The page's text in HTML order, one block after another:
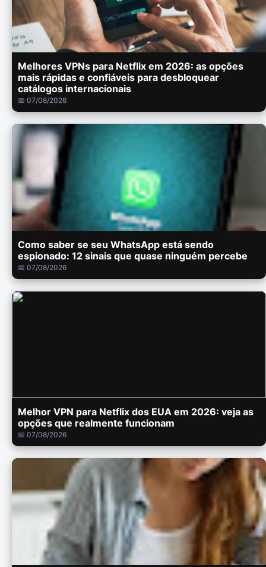
Melhores VPNs para Netflix em 2026: as opções
mais rápidas e confiáveis para desbloquear
catálogos internacionais
📅 07/08/2026
Como saber se seu WhatsApp está sendo
espionado: 12 sinais que quase ninguém percebe
📅 07/08/2026
Melhor VPN para Netflix dos EUA em 2026: veja as
opções que realmente funcionam
📅 07/08/2026